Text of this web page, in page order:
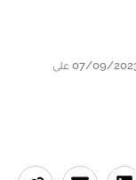
في 07/09/2023 على الساعة 07:30, تحديث بتاريخ 07/09/2023 على